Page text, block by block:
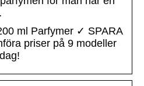
ml Parfymer ✓ SPARA
priser på 9 modeller